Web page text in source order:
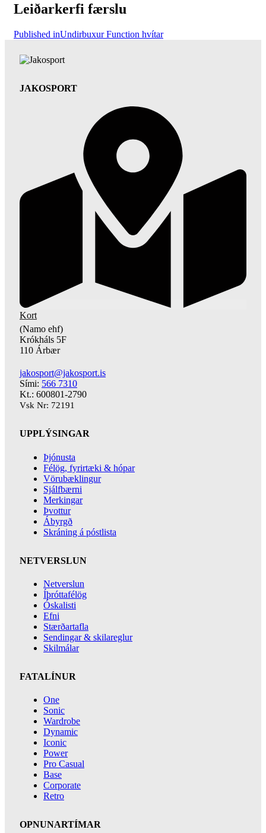
Leiðarkerfi færslu
Published inUndirbuxur Function hvítar
JAKOSPORT
Kort
(Namo ehf)
Krókháls 5F
110 Árbær
jakosport@jakosport.is
Sími: 566 7310
Kt.: 600801-2790
Vsk Nr: 72191
UPPLÝSINGAR
Þjónusta
Félög, fyrirtæki & hópar
Vörubæklingur
Sjálfbærni
Merkingar
Þvottur
Ábyrgð
Skráning á póstlista
NETVERSLUN
Netverslun
Íþróttafélög
Óskalisti
Efni
Stærðartafla
Sendingar & skilareglur
Skilmálar
FATALÍNUR
One
Sonic
Wardrobe
Dynamic
Iconic
Power
Pro Casual
Base
Corporate
Retro
OPNUNARTÍMAR